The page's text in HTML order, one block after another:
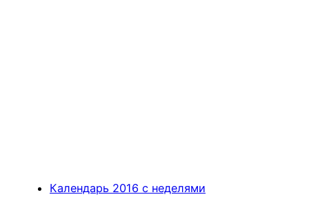
Календарь 2016 с неделями